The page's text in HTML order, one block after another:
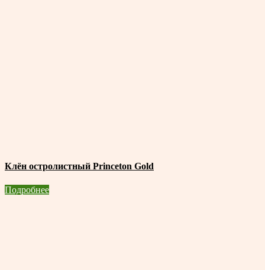
Клён остролистный Princeton Gold
Подробнее